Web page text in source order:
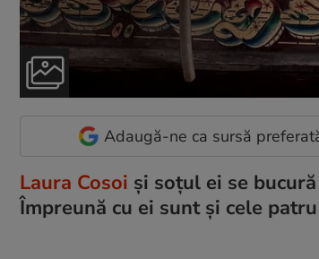
Adaugă-ne ca sursă
Laura Cosoi și soțul ei se
Împreună cu ei sunt și cele